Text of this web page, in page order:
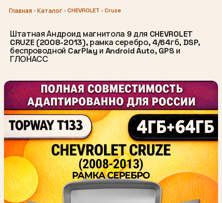
Главная ›Каталог›CHEVROLET ›Cruze
Штатная Андроид магнитола 9 для CHEVROLET
CRUZE (2008-2013), рамка серебро, 4/64гб, DSP,
беспроводной CarPlay и Android Auto, GPS и
ГЛОНАСС